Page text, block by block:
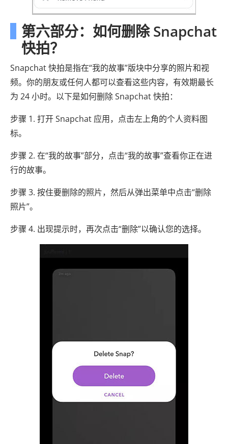
第六部分：如何删除 Snapchat
快拍？
Snapchat 快拍是指在“我的故事”版块中分享的照片和视
频。你的朋友或任何人都可以查看这些内容，有效期最长
为 24 小时。以下是如何删除 Snapchat 快拍：
步骤 1. 打开 Snapchat 应用，点击左上角的个人资料图
标。
步骤 2. 在“我的故事”部分，点击“我的故事”查看你正在进
行的故事。
步骤 3. 按住要删除的照片，然后从弹出菜单中点击“删除
照片”。
步骤 4. 出现提示时，再次点击“删除”以确认您的选择。